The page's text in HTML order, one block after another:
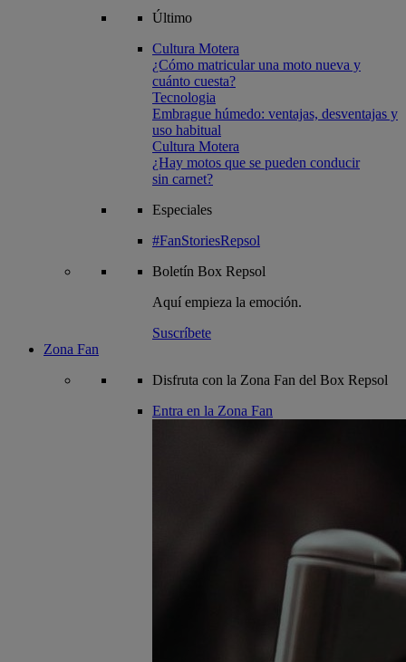
Último
Cultura Motera
¿Cómo matricular una moto nueva y
cuánto cuesta?
Tecnologia
Embrague húmedo: ventajas, desventajas y
uso habitual
Cultura Motera
¿Hay motos que se pueden conducir
sin carnet?
Especiales
#FanStoriesRepsol
Boletín Box Repsol
Aquí empieza la emoción.
Suscríbete
Zona Fan
Disfruta con la Zona Fan del Box Repsol
Entra en la Zona Fan